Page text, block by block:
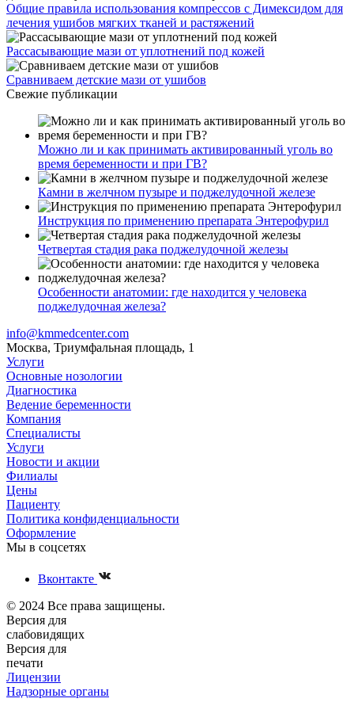
Общие правила использования компрессов с Димексидом для
лечения ушибов мягких тканей и растяжений
Рассасывающие мази от уплотнений под кожей
Сравниваем детские мази от ушибов
Свежие публикации
Можно ли и как принимать активированный уголь во
время беременности и при ГВ?
Камни в желчном пузыре и поджелудочной железе
Инструкция по применению препарата Энтерофурил
Четвертая стадия рака поджелудочной железы
Особенности анатомии: где находится у человека
поджелудочная железа?
info@kmmedcenter.com
Москва, Триумфальная площадь, 1
Услуги
Основные нозологии
Диагностика
Ведение беременности
Компания
Специалисты
Услуги
Новости и акции
Филиалы
Цены
Пациенту
Политика конфиденциальности
Оформление
Мы в соцсетях
Вконтакте
© 2024 Все права защищены.
Версия для
слабовидящих
Версия для
печати
Лицензии
Надзорные органы